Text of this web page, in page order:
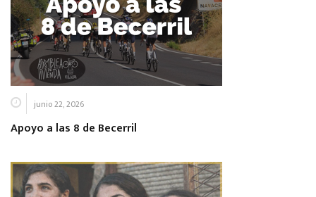
junio 22, 2026
Apoyo a las 8 de Becerril